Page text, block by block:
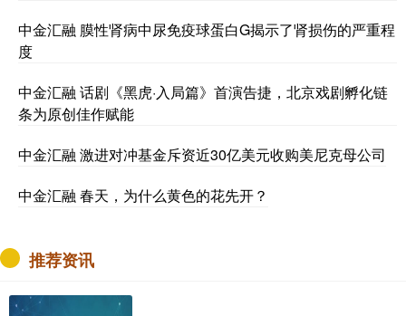
中金汇融 膜性肾病中尿免疫球蛋白G揭示了肾损伤的严重程
度
中金汇融 话剧《黑虎·入局篇》首演告捷，北京戏剧孵化链
条为原创佳作赋能
中金汇融 激进对冲基金斥资近30亿美元收购美尼克母公司
中金汇融 春天，为什么黄色的花先开？
推荐资讯